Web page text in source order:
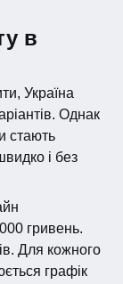
в
Україна
Однак
стають
і без
гривень.
Для кожного
графік